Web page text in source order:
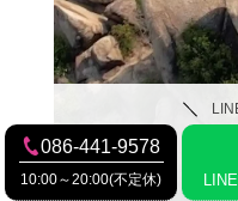
086-441-9578
10:00～20:00(不定休)